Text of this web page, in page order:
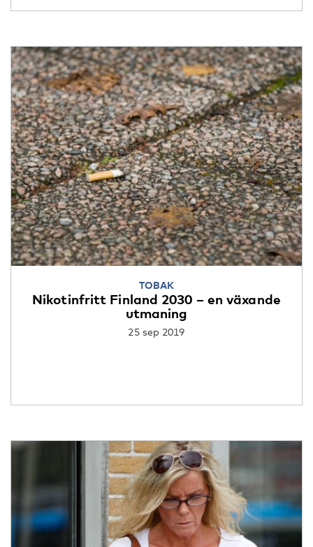
TOBAK
Nikotinfritt Finland 2030 – en växande
utmaning
25 sep 2019